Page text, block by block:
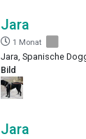
Jara
1 Monat
Jara, Spanische
Bild
Jara